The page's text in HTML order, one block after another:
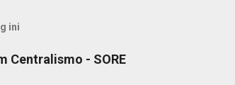
ini
Centralismo - SORE